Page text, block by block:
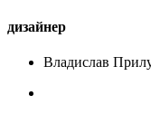
дизайнер
Владислав